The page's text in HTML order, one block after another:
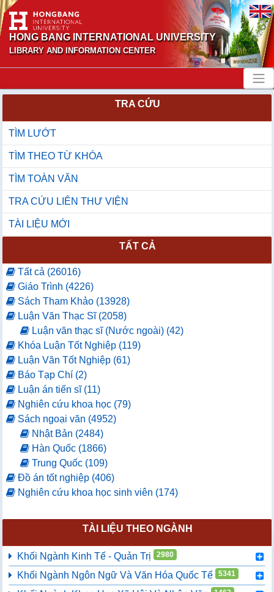
HONG BANG INTERNATIONAL UNIVERSITY
LIBRARY AND INFORMATION CENTER
TRA CỨU
TÌM LƯỚT
TÌM THEO TỪ KHÓA
TÌM TOÀN VĂN
TRA CỨU LIÊN THƯ VIỆN
TÀI LIỆU MỚI
TẤT CẢ
Tất cả (26016)
Giáo Trình (4226)
Sách Tham Khảo (13928)
Luận Văn Thạc Sĩ (2058)
Luận văn thạc sĩ (Nước ngoài) (42)
Khóa Luận Tốt Nghiệp (119)
Luận Văn Tốt Nghiệp (61)
Báo Tạp Chí (2)
Luận án tiến sĩ (11)
Nghiên cứu khoa học (79)
Sách ngoại văn (4952)
Nhật Bản (2484)
Hàn Quốc (1866)
Trung Quốc (109)
Đồ án tốt nghiệp (406)
Nghiên cứu khoa học sinh viên (174)
TÀI LIỆU THEO NGÀNH
Khối Ngành Kinh Tế - Quản Trị 2980
Khối Ngành Ngôn Ngữ Và Văn Hóa Quốc Tế 5341